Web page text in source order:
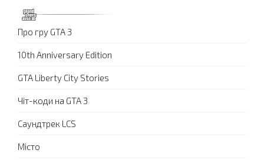
Про гру GTA 3
10th Anniversary Edition
GTA Liberty City Stories
Чіт-коди на GTA 3
Саундтрек LCS
Місто